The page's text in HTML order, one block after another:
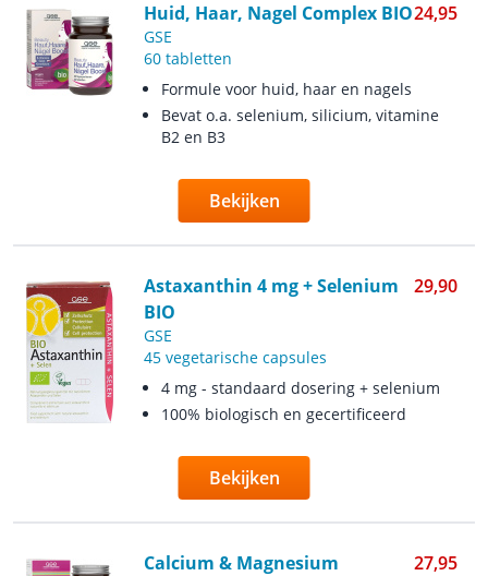
Huid, Haar, Nagel Complex BIO24,95
GSE
60 tabletten
Formule voor huid, haar en nagels
Bevat o.a. selenium, silicium, vitamine
B2 en B3
Bekijken
Astaxanthin 4 mg + Selenium
BIO
29,90
GSE
45 vegetarische capsules
4 mg - standaard dosering + selenium
100% biologisch en gecertificeerd
Bekijken
Calcium & Magnesium
27,95